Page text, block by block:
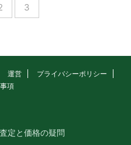
3
運営
プライバシーポリシー
項
査定と価格の疑問